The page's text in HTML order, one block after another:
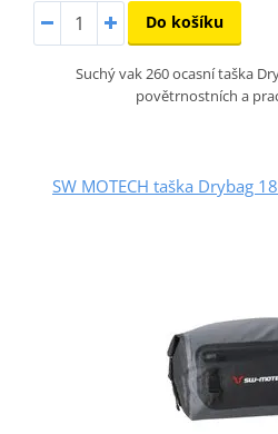
Do košíku
Suchý vak 260 ocasní taška
povětrnostních a
SW MOTECH taška Drybag